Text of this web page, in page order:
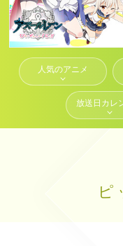
人気のアニメ
放送日カレ
ピ